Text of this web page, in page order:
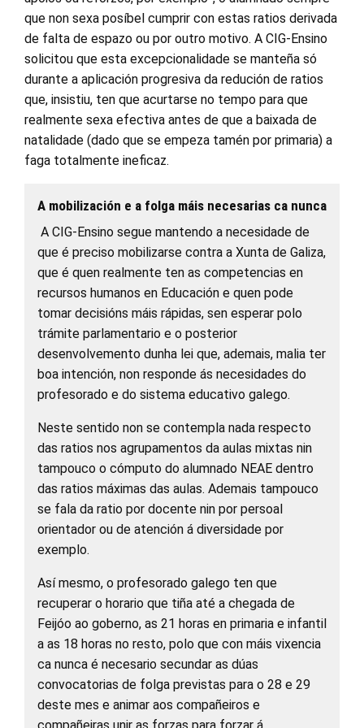
que non sexa posíbel cumprir con estas ratios derivada
de falta de espazo ou por outro motivo. A CIG-Ensino
solicitou que esta excepcionalidade se manteña só
durante a aplicación progresiva da redución de ratios
que, insistiu, ten que acurtarse no tempo para que
realmente sexa efectiva antes de que a baixada de
natalidade (dado que se empeza tamén por primaria) a
faga totalmente ineficaz.
A mobilización e a folga máis necesarias ca nunca
A CIG-Ensino segue mantendo a necesidade de
que é preciso mobilizarse contra a Xunta de Galiza,
que é quen realmente ten as competencias en
recursos humanos en Educación e quen pode
tomar decisións máis rápidas, sen esperar polo
trámite parlamentario e o posterior
desenvolvemento dunha lei que, ademais, malia ter
boa intención, non responde ás necesidades do
profesorado e do sistema educativo galego.
Neste sentido non se contempla nada respecto
das ratios nos agrupamentos da aulas mixtas nin
tampouco o cómputo do alumnado NEAE dentro
das ratios máximas das aulas. Ademais tampouco
se fala da ratio por docente nin por persoal
orientador ou de atención á diversidade por
exemplo.
Así mesmo, o profesorado galego ten que
recuperar o horario que tiña até a chegada de
Feijóo ao goberno, as 21 horas en primaria e infantil
a as 18 horas no resto, polo que con máis vixencia
ca nunca é necesario secundar as dúas
convocatorias de folga previstas para o 28 e 29
deste mes e animar aos compañeiros e